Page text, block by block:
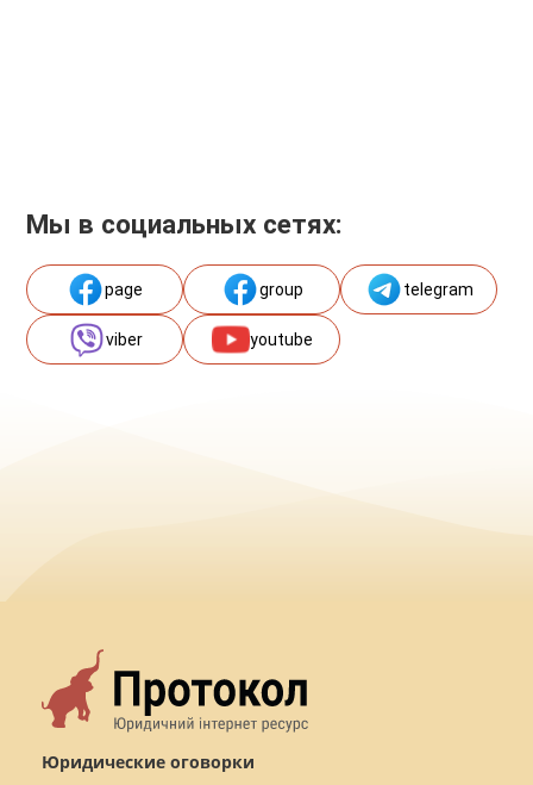
Мы в социальных сетях:
page group telegram
viber youtube
Юридические оговорки